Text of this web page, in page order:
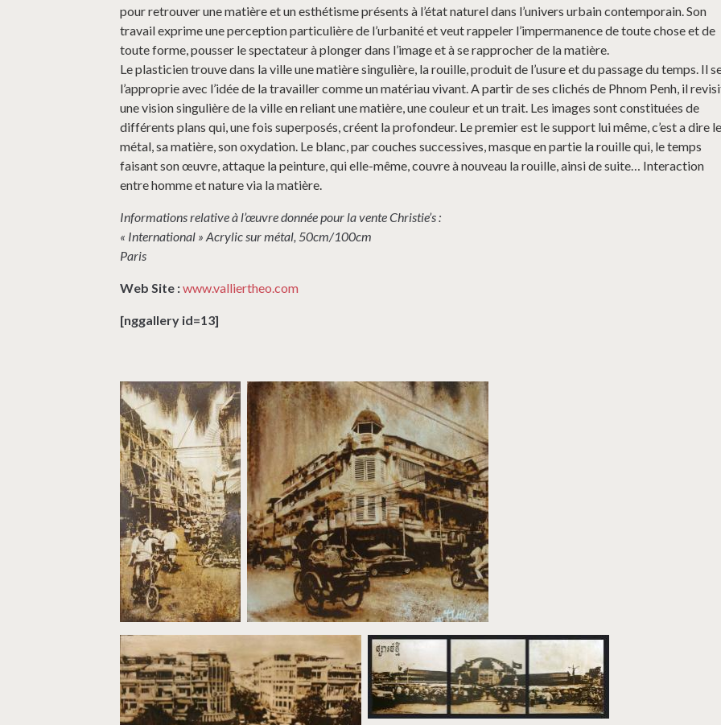
pour retrouver une matière et un esthétisme présents à l’état naturel dans l’univers urbain contemporain. Son
travail exprime une perception particulière de l’urbanité et veut rappeler l’impermanence de toute chose et de
toute forme, pousser le spectateur à plonger dans l’image et à se rapprocher de la matière.
Le plasticien trouve dans la ville une matière singulière, la rouille, produit de l’usure et du passage du temps. Il
l’approprie avec l’idée de la travailler comme un matériau vivant. A partir de ses clichés de Phnom Penh, il
une vision singulière de la ville en reliant une matière, une couleur et un trait. Les images sont constituées de
différents plans qui, une fois superposés, créent la profondeur. Le premier est le support lui même, c’est a dire le
métal, sa matière, son oxydation. Le blanc, par couches successives, masque en partie la rouille qui, le temps
faisant son œuvre, attaque la peinture, qui elle-même, couvre à nouveau la rouille, ainsi de suite… Interaction
entre homme et nature via la matière.
Informations relative à l’œuvre donnée pour la vente Christie’s :
« International » Acrylic sur métal, 50cm/100cm
Paris
Web Site :www.valliertheo.com
[nggallery id=13]